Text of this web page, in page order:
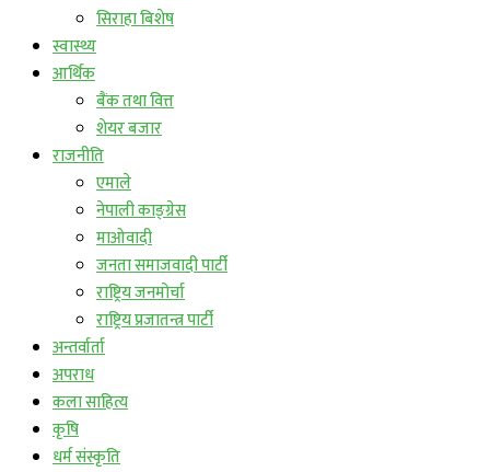
सिराहा बिशेष
स्वास्थ्य
आर्थिक
बैंक तथा वित्त
शेयर बजार
राजनीति
एमाले
नेपाली काङ्ग्रेस
माओवादी
जनता समाजवादी पार्टी
राष्ट्रिय जनमोर्चा
राष्ट्रिय प्रजातन्त्र पार्टी
अन्तर्वार्ता
अपराध
कला साहित्य
कृषि
धर्म संस्कृति